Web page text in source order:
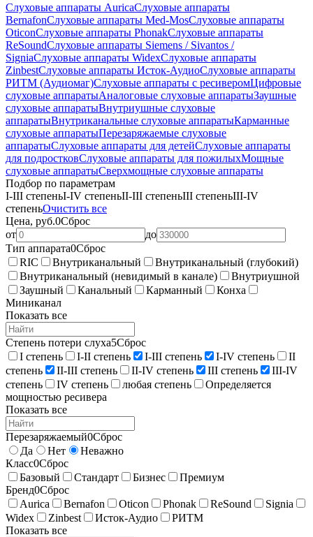
Слуховые аппараты AuricaСлуховые аппараты
BernafonСлуховые аппараты Med-MosСлуховые аппараты
OticonСлуховые аппараты PhonakСлуховые аппараты
ReSoundСлуховые аппараты Siemens / Sivantos /
SigniaСлуховые аппараты WidexСлуховые аппараты
ZinbestСлуховые аппараты Исток-АудиоСлуховые аппараты
РИТМ (Аудиомаг)Слуховые аппараты с ресиверомЦифровые
слуховые аппаратыАналоговые слуховые аппаратыЗаушные
слуховые аппаратыВнутриушные слуховые
аппаратыВнутриканальные слуховые аппаратыКарманные
слуховые аппаратыПерезаряжаемые слуховые
аппаратыСлуховые аппараты для детейСлуховые аппараты
для подростковСлуховые аппараты для пожилыхМощные
слуховые аппаратыСверхмощные слуховые аппараты
Подбор по параметрам
I-III степеньI-IV степеньII-III степеньIII степеньIII-IV
степеньОчистить все
Цена, руб.0Сброс
от
до
Тип аппарата0Сброс
RIC
Внутриканальный
Внутриканальный (глубокий)
Внутриканальный (невидимый в канале)
Внутриушной
Заушный
Канальный Карманный
Конха
Миниканал
Показать все
Степень потери слуха5Сброс
I степень
I-II степень I-III степень I-IV степень
II
степень
II-III степень II-IV степень III степень
III-IV
степень
IV степень любая степень
Определяется
мощностью ресивера
Показать все
Перезаряжаемый0Сброс
Да
Нет
Неважно
Класс0Сброс
Базовый
Стандарт Бизнес
Премиум
Бренд0Сброс
Aurica
Bernafon Oticon Phonak ReSound
Signia
Widex
Zinbest Исток-Аудио
РИТМ
Показать все